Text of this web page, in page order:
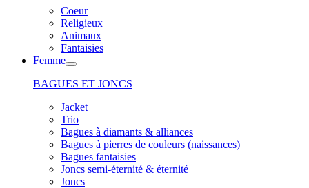
Coeur
Religieux
Animaux
Fantaisies
Femme
BAGUES ET JONCS
Jacket
Trio
Bagues à diamants & alliances
Bagues à pierres de couleurs (naissances)
Bagues fantaisies
Joncs semi-éternité & éternité
Joncs